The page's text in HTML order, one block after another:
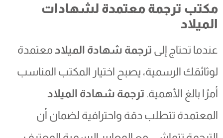
مكتب ترجمة معتمدة لشهادات
الميلاد
عندما تحتاج إلى ترجمة شهادة الميلادمعتمدة
لوثائقك الرسمية، يصبح اختيار المكتب المناسب
أمرًا بالغ الأهمية.ترجمة شهادة الميلاد
المعتمدة تتطلب دقة واحترافية لضمان أن